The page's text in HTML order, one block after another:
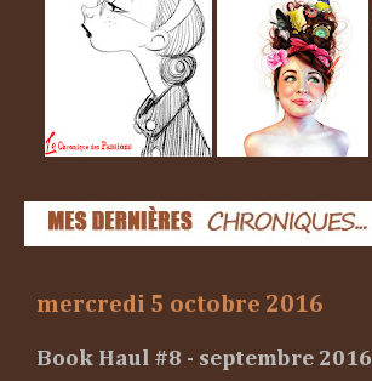
mercredi 5 octobre 2016
Book Haul #8 - septembre 2016